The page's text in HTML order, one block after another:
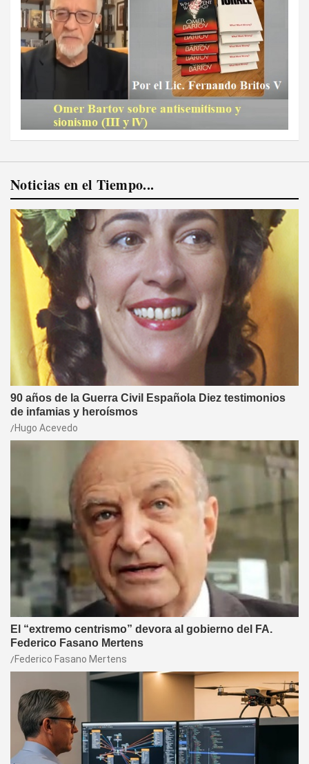
Noticias en el Tiempo...
90 años de la Guerra Civil Española Diez testimonios
de infamias y heroísmos
Hugo Acevedo
El “extremo centrismo” devora al gobierno del FA.
Federico Fasano Mertens
Federico Fasano Mertens